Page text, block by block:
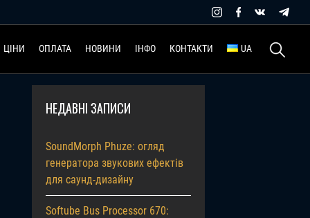
ЦІНИ ОПЛАТА НОВИНИ ІНФО КОНТАКТИ UA Пошук:
НЕДАВНІ ЗАПИСИ
SoundMorph Phuze: огляд
генератора звукових ефектів
для саунд-дизайну
Softube Bus Processor 670: